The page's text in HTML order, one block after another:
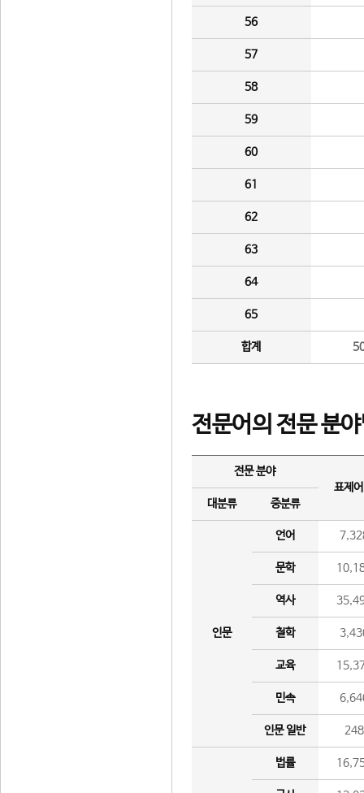
56
57
58
59
60
61
62
63
64
65
합계
전문어의 전문 분
전문 분야
표제
대분류
중분류
인문
언어
문학
역사
철학
교육
민속
인문 일반 248
법률